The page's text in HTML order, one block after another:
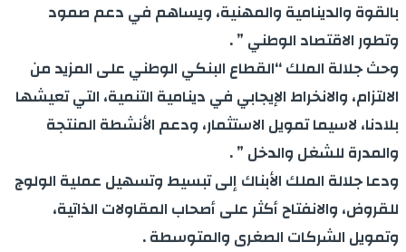
بالقوة والدينامية والمهنية، ويساهم في دعم صمود
وتطور الاقتصاد الوطني ” .
وحث جلالة الملك “القطاع البنكي الوطني على المزيد من
الالتزام، والانخراط الإيجابي في دينامية التنمية، التي تعيشها
بلادنا، لاسيما تمويل الاستثمار، ودعم الأنشطة المنتجة
والمدرة للشغل والدخل ” .
ودعا جلالة الملك الأبناك إلى تبسيط وتسهيل عملية الولوج
للقروض، والانفتاح أكثر على أصحاب المقاولات الذاتية،
وتمويل الشركات الصغرى والمتوسطة .